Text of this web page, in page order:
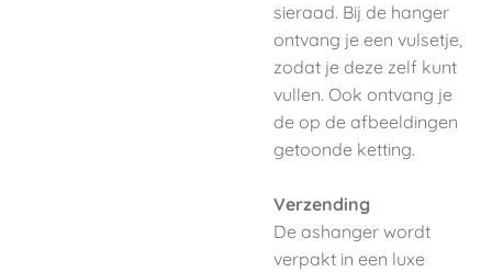
sieraad. Bij de hanger
ontvang je een vulsetje,
zodat je deze zelf kunt
vullen. Ook ontvang je
de op de afbeeldingen
getoonde ketting.
Verzending
De ashanger wordt
verpakt in een luxe